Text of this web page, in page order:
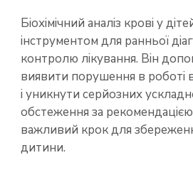
Біохімічний аналіз крові у
інструментом для ранньої
контролю лікування. Він
виявити порушення в роботі
і уникнути серйозних
обстеження за рекомендацією
важливий крок для
дитини.